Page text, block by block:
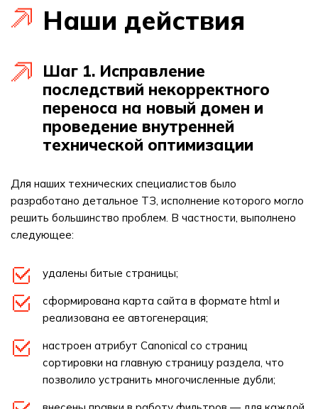
Наши действия
Шаг 1. Исправление
последствий некорректного
переноса на новый домен и
проведение внутренней
технической оптимизации
Для наших технических специалистов было
разработано детальное ТЗ, исполнение которого могло
решить большинство проблем. В частности, выполнено
следующее:
удалены битые страницы;
сформирована карта сайта в формате html и
реализована ее автогенерация;
настроен атрибут Canonical со страниц
сортировки на главную страницу раздела, что
позволило устранить многочисленные дубли;